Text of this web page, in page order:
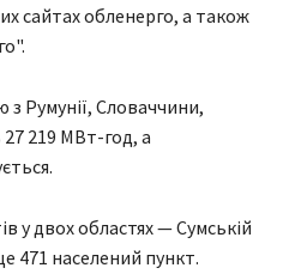
сайтах обленерго, а також
Румунії, Словаччини,
219 МВт-год, а
у двох областях — Сумській
471 населений пункт.